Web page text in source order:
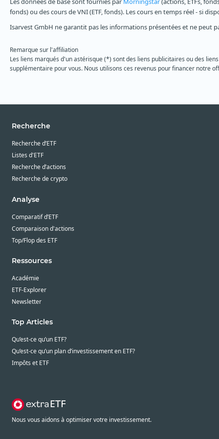
Santé
Semi-conducteurs
Ville intelligente
Voyages et loisirs
Long Levier
Short
fonds) ou des cours de VNI (ETF, fonds). Les cours en temps réel - si
Isarvest GmbH ne garantit pas les informations présentées et ne peut
Remarque sur l'affiliation
Les liens marqués d'un astérisque (*) sont des liens publicitaires ou des
supplémentaire pour vous. Nous utilisons ces revenus pour financer notre
Recherche
Recherche d’ETF
Listes d'ETF
Recherche d’actions
Recherche de crypto
Analyse
Comparatif d’ETF
Comparaison d'actions
Top/Flop des ETF
Ressources
Académie
ETF-Explorer
Newsletter
Top Articles
Qu’est-ce qu’un ETF?
Qu’est-ce qu’un plan d’investissement en ETF?
Impôts et ETF
Nous vous aidons à optimiser votre investissement.